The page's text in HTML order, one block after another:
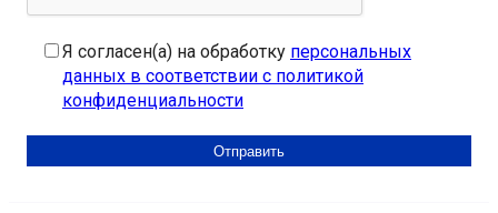
Я согласен(а) на обработку персональных
данных в соответствии с политикой
конфиденциальности